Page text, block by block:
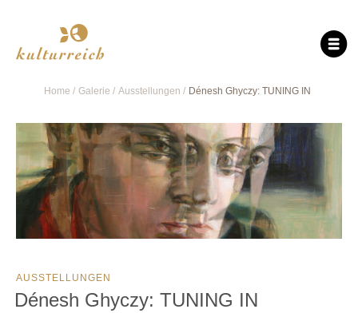
Home Galerie Ausstellungen Dénesh Ghyczy: TUNING IN
AUSSTELLUNGEN
Dénesh Ghyczy: TUNING IN